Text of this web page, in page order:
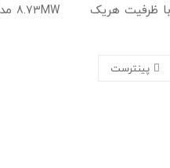
با ظرفیت هریک 8.73MW
پینترست